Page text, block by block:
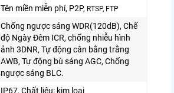
Tên miền miễn phí, P2P, RTSP, FTP
Chống ngược sáng WDR(120dB),Chế
độ Ngày Đêm ICR, chống nhiễu hình
ảnh 3DNR, Tự động cân bằng trắng
AWB, Tự động bù sáng AGC, Chống
ngược sáng BLC.
IP67, Chất liệu: kim loại